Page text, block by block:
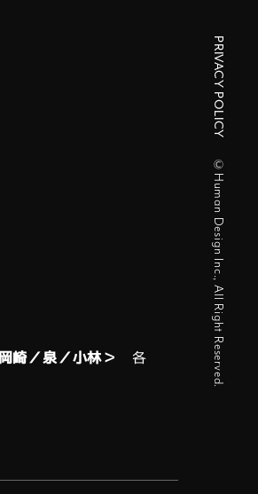
崎／泉／小林＞
各
PRIVACY POLICY
©Human Design Inc., All Right Reserved.